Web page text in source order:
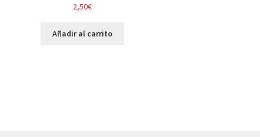
2,50€
Añadir al carrito